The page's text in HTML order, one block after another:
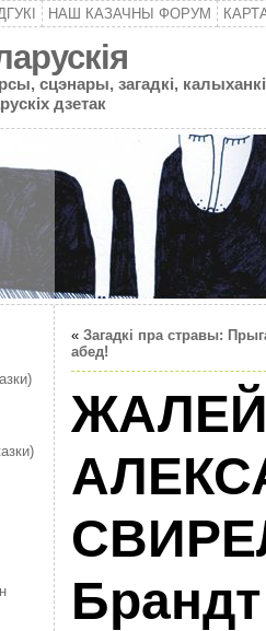
НАШ КАЗАЧНЫ ФОРУМ
сцэнары, загадкі,
дзетак
« Загадкі пра стравы:
абед!
Брандт